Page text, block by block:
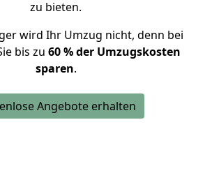
zu bieten.
wird Ihr Umzug nicht, denn bei
bis zu 60 % der Umzugskosten
sparen.
Angebote erhalten